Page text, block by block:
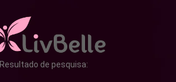
Resultado de pesquisa: